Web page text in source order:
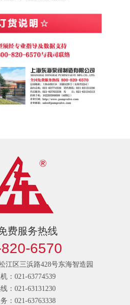
费服务热线
6570
江区三浜路428号东海智造园
：021-63774539
：021-63131230
：021-63763338